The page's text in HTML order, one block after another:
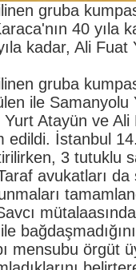
gruba
40
kadar, Ali Fuat
gruba
ile
Atayün ve Ali
edildi. İstanbul
3 tutuklu
avukatları da
mensubu örgüt